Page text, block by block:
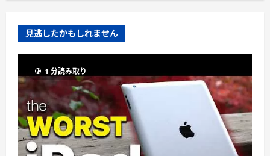
見逃したかもしれません
1 分読み取り